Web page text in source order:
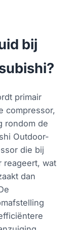
bij
primair
compressor,
rondom de
Outdoor-
die bij
reageert, wat
dan